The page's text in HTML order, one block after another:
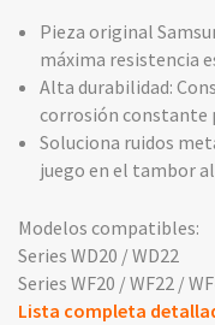
Pieza original
máxima resistencia
Alta durabilidad:
corrosión constante
Soluciona ruidos
juego en el tambor
Modelos compatibles:
Series WD20 / WD22
Series WF20 / WF22 /
Lista completa